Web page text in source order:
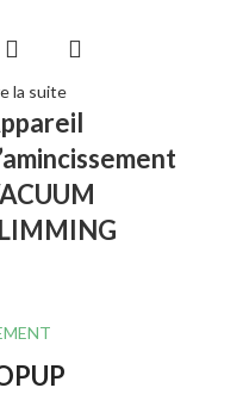
la suite